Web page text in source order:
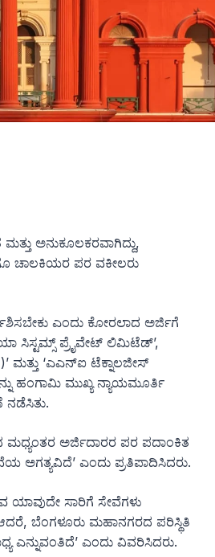
ಅನುಕೂಲಕರವಾಗಿದ್ದು,
ಚಾಲಕಿಯರ ಪರ ವಕೀಲರು
ಎಂದು ಕೋರಲಾದ ಅರ್ಜಿಗೆ
ಸಿಸ್ಟಮ್ಸ್ ಪ್ರೈವೇಟ್ ಲಿಮಿಟೆಡ್’,
ಮತ್ತು ‘ಎಎನ್‌ಐ ಟೆಕ್ನಾಲಜೀಸ್
ಹಂಗಾಮಿ ಮುಖ್ಯ ನ್ಯಾಯಮೂರ್ತಿ
ನಡೆಸಿತು.
ಅರ್ಜಿದಾರರ ಪರ ಪದಾಂಕಿತ
ಎಂದು ಪ್ರತಿಪಾದಿಸಿದರು.
ಯಾವುದೇ ಸಾರಿಗೆ ಸೇವೆಗಳು
ಬೆಂಗಳೂರು ಮಹಾನಗರದ ಪರಿಸ್ಥಿತಿ
ಎನ್ನುವಂತಿದೆ’ ಎಂದು ವಿವರಿಸಿದರು.